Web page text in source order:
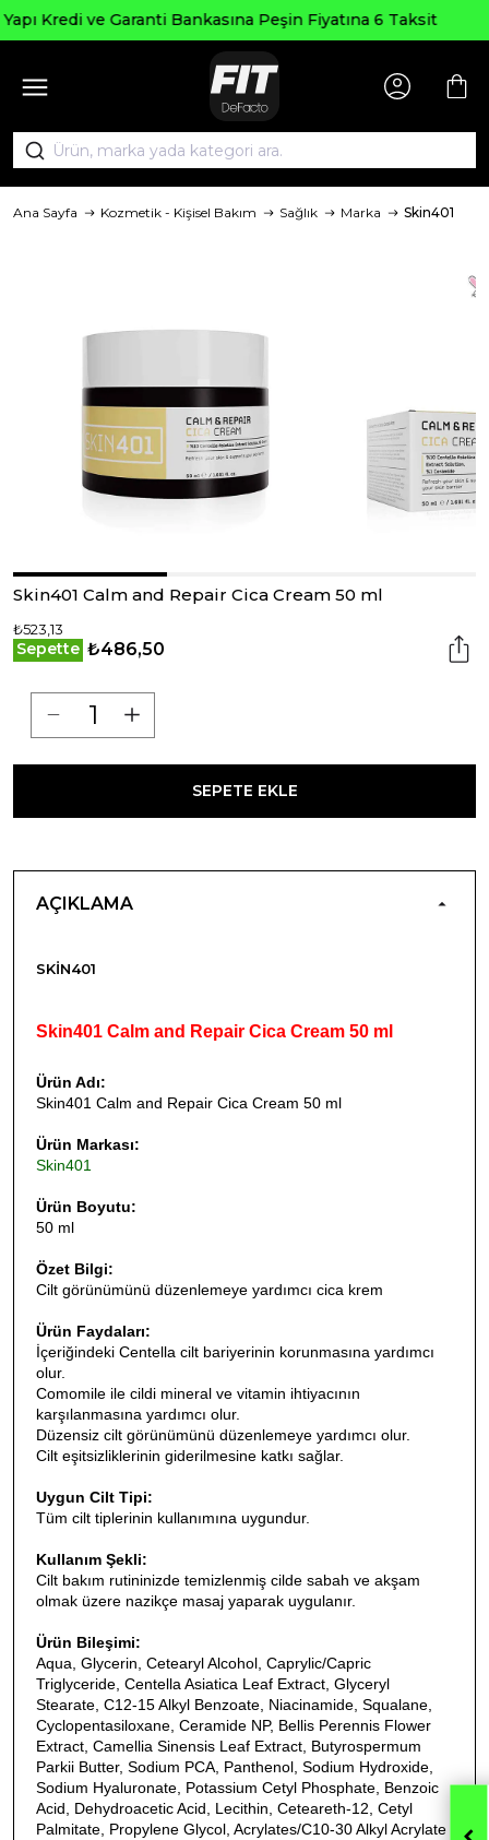
Peşin Fiyatına 6 Taksit
Ana Sayfa Kozmetik - Kişisel Bakım Sağlık Marka Skin401
Skin401 Calm and Repair Cica Cream 50 ml
₺523,13
Sepette ₺486,50
SEPETE EKLE
AÇIKLAMA
SKIN401
Skin401 Calm and Repair Cica Cream 50 ml
Ürün Adı:
Skin401 Calm and Repair Cica Cream 50 ml
Ürün Markası:
Skin401
Ürün Boyutu:
50 ml
Özet Bilgi:
Cilt görünümünü düzenlemeye yardımcı cica krem
Ürün Faydaları:
İçeriğindeki Centella cilt bariyerinin korunmasına yardımcı
olur.
Comomile ile cildi mineral ve vitamin ihtiyacının
karşılanmasına yardımcı olur.
Düzensiz cilt görünümünü düzenlemeye yardımcı olur.
Cilt eşitsizliklerinin giderilmesine katkı sağlar.
Uygun Cilt Tipi:
Tüm cilt tiplerinin kullanımına uygundur.
Kullanım Şekli:
Cilt bakım rutininizde temizlenmiş cilde sabah ve akşam
olmak üzere nazikçe masaj yaparak uygulanır.
Ürün Bileşimi:
Aqua, Glycerin, Cetearyl Alcohol, Caprylic/Capric
Triglyceride, Centella Asiatica Leaf Extract, Glyceryl
Stearate, C12-15 Alkyl Benzoate, Niacinamide, Squalane,
Cyclopentasiloxane, Ceramide NP, Bellis Perennis Flower
Extract, Camellia Sinensis Leaf Extract, Butyrospermum
Parkii Butter, Sodium PCA, Panthenol, Sodium Hydroxide,
Sodium Hyaluronate, Potassium Cetyl Phosphate, Benzoic
Acid, Dehydroacetic Acid, Lecithin, Ceteareth-12, Cetyl
Palmitate, Propylene Glycol, Acrylates/C10-30 Alkyl Acrylate